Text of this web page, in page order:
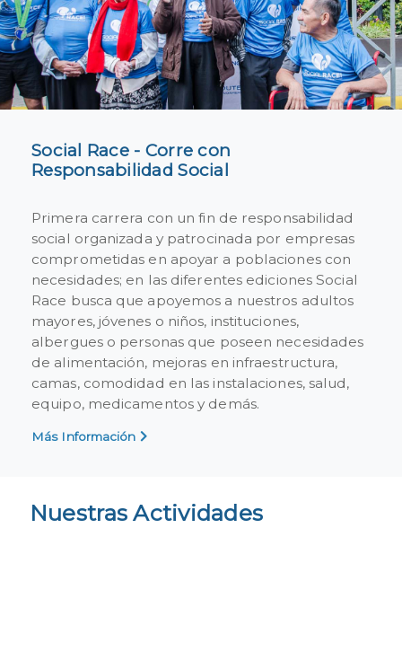
Social Race - Corre con
Responsabilidad Social
Primera carrera con un fin de responsabilidad
social organizada y patrocinada por empresas
comprometidas en apoyar a poblaciones con
necesidades; en las diferentes ediciones Social
Race busca que apoyemos a nuestros adultos
mayores, jóvenes o niños, instituciones,
albergues o personas que poseen necesidades
de alimentación, mejoras en infraestructura,
camas, comodidad en las instalaciones, salud,
equipo, medicamentos y demás.
Más Información
Nuestras Actividades